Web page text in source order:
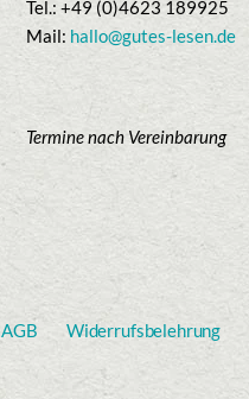
Tel.: +49 (0)4623 189925
Mail: hallo@gutes-lesen.de
Termine nach Vereinbarung
AGB Widerrufsbelehrung